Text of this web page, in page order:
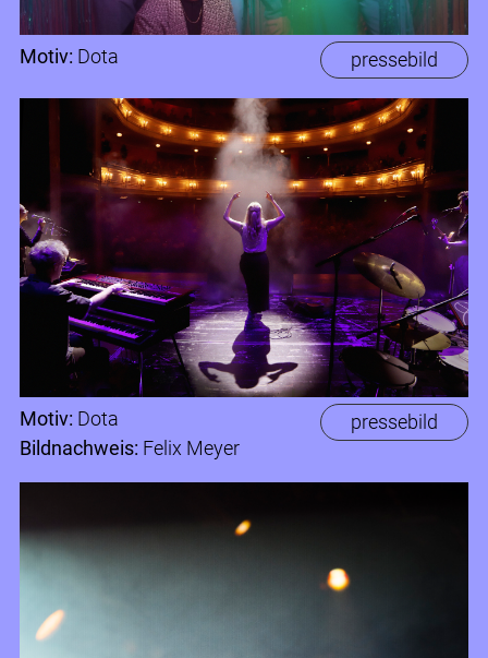
pressebild
Motiv: Dota
pressebild
Motiv: Dota
Bildnachweis: Felix Meyer